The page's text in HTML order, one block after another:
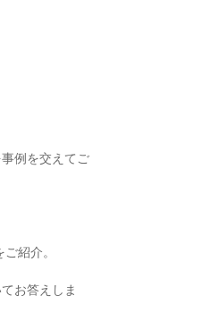
例を交えてご
紹介。
お答えしま